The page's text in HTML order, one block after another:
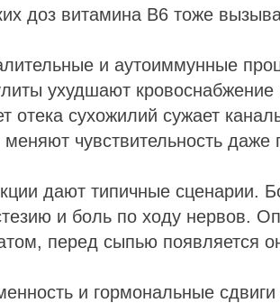
доз витамина B6 тоже
и аутоиммунные
ухудшают
отека сухожилий сужает
меняют чувствительность
дают типичные сценарии.
и боль по ходу нервов.
перед сыпью появляется
и гормональные